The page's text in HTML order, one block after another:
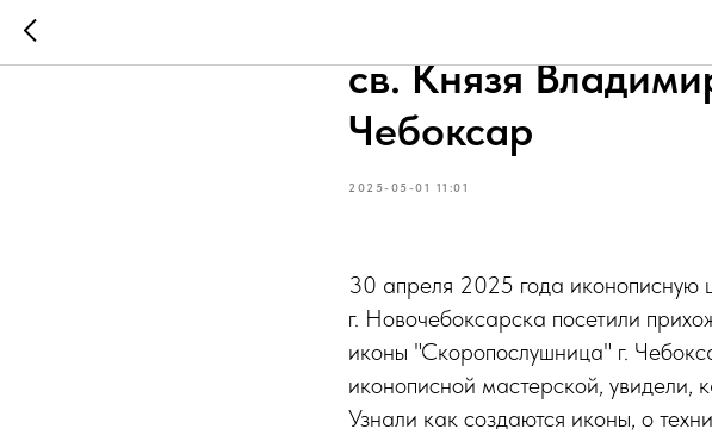
Иконописную
св. Князя
Чебоксар
2025-05-01 11:01
30 апреля 2025 года
г. Новочебоксарска посетили
иконы "Скоропослушница" г.
иконописной мастерской, увидели,
Узнали как создаются иконы, о